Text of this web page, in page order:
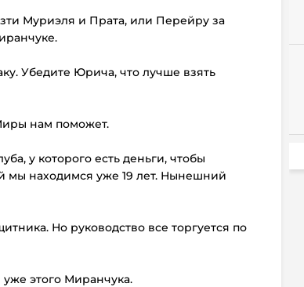
Муриэля и Прата, или Перейру за
Убедите Юрича, что лучше взять
нам поможет.
у которого есть деньги, чтобы
мы находимся уже 19 лет. Нынешний
Но руководство все торгуется по
этого Миранчука.